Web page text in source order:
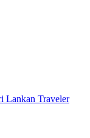
Lankan Traveler